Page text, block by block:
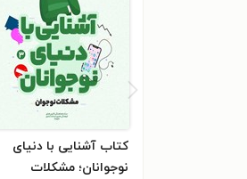
کتاب آشنایی با دنیای
نوجوانان؛ مشکلات